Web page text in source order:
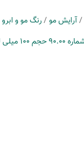
/آرایش مو /رنگ مو و ابرو